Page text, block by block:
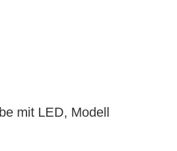
mit LED, Modell